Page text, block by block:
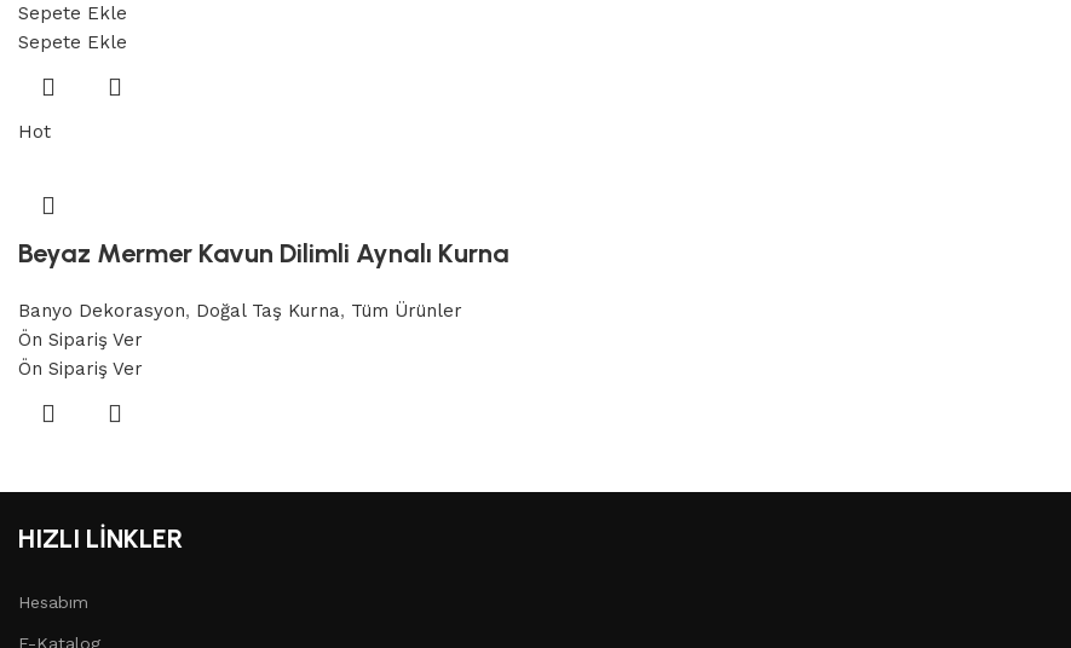
Sepete Ekle
Sepete Ekle
Hot
Beyaz Mermer Kavun Dilimli Aynalı Kurna
Banyo Dekorasyon, Doğal Taş Kurna, Tüm Ürünler
Ön Sipariş Ver
Ön Sipariş Ver
HIZLI LİNKLER
Hesabım
E-Katalog